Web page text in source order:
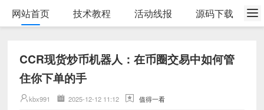
网站首页 技术教程 活动线报 源码下载
CCR现货炒币机器人：在币圈交易中如何管
住你下单的手
kbx991 2025-12-12 11:12
值得一看